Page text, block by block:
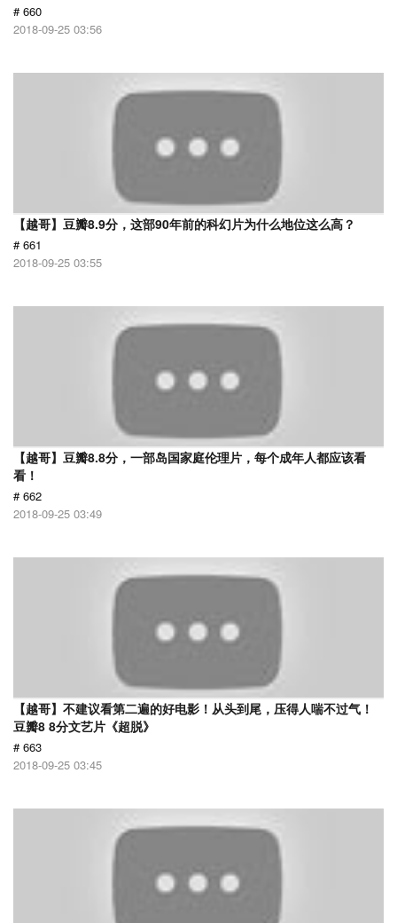
# 660
2018-09-25 03:56
【越哥】豆瓣8.9分，这部90年前的科幻片为什么地位这么高？
# 661
2018-09-25 03:55
【越哥】豆瓣8.8分，一部岛国家庭伦理片，每个成年人都应该看
看！
# 662
2018-09-25 03:49
【越哥】不建议看第二遍的好电影！从头到尾，压得人喘不过气！
豆瓣8 8分文艺片《超脱》
# 663
2018-09-25 03:45